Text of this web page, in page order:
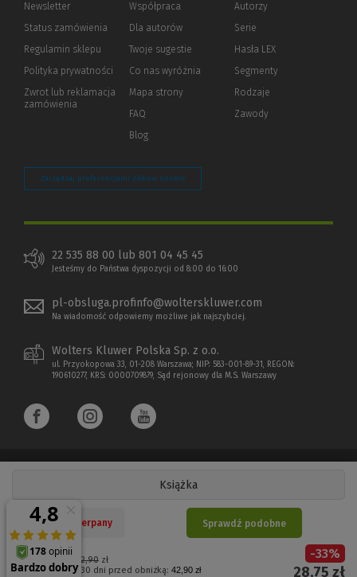
Książka
Cena regularna: 42,90zł
Najniższa cena z 30 dni przed obniżką:42,90 zł
-33%
28,75 zł
Nakład wyczerpany Sprawdź podobne
Newsletter
Status zamówienia
Regulamin sklepu
Polityka prywatności (Nowe
(Link
innej
Zwrot lub reklamacja
zamówienia
Współpraca
Dla autorów(Nowe
(Link
innej
strony)
Twoje sugestie
Co nas wyróżnia
Mapa strony
FAQ
Blog
Autorzy
Serie
Hasła LEX
Segmenty
Rodzaje
Zawody
Zarządzaj preferencjami plików cookie
22 535 88 00 lub 801 04 45 45
Jesteśmy do Państwa dyspozycji od 8:00 do 16:00
pl-obsluga.profinfo@wolterskluwer.com
Na wiadomość odpowiemy możliwe jak najszybciej.
Wolters Kluwer Polska Sp. z o.o.
ul. Przyokopowa 33, 01-208 Warszawa; NIP: 583-001-89-31, REGON:
190610277, KRS: 0000709879, Sąd rejonowy dla M.S. Warszawy
Copyright 1997 - 2026 Wolters Kluwer Polska Sp. z o.o.
Płatności elektroniczne
(Nowe
okno)
(Link
do